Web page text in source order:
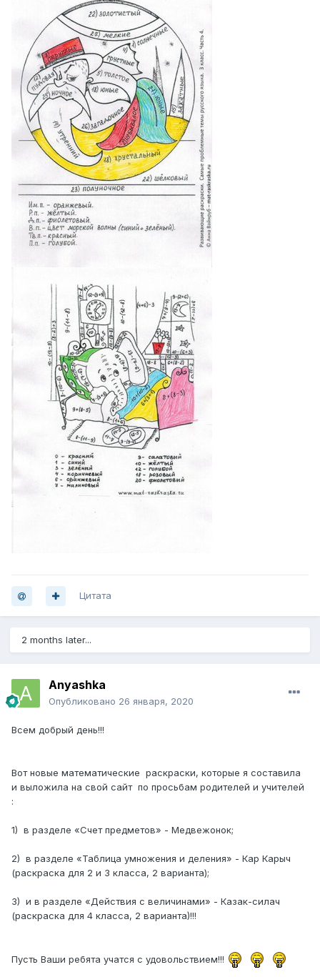
Цитата
2 months later...
Anyashka
Опубликовано 26 января, 2020
Всем добрый день!!!
Вот новые математические раскраски, которые я составила
и выложила на свой сайт по просьбам родителей и учителей
:
1) в разделе «Счет предметов» - Медвежонок;
2) в разделе «Таблица умножения и деления» - Кар Карыч
(раскраска для 2 и 3 класса, 2 варианта);
3) и в разделе «Действия с величинами» - Казак-силач
(раскраска для 4 класса, 2 варианта)!!!
Пусть Ваши ребята учатся с удовольствием!!!